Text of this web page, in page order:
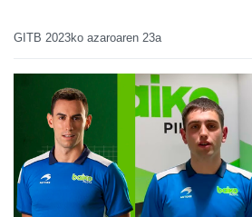
GITB 2023ko azaroaren 23a